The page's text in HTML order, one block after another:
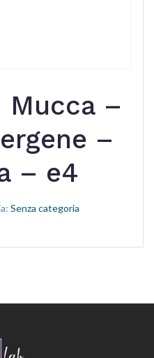
Mucca –
–
– e4
Senza categoria